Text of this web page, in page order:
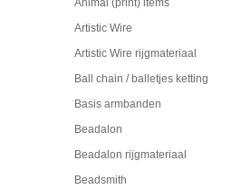
Animal (print) items
Artistic Wire
Artistic Wire rijgmateriaal
Ball chain / balletjes ketting
Basis armbanden
Beadalon
Beadalon rijgmateriaal
Beadsmith